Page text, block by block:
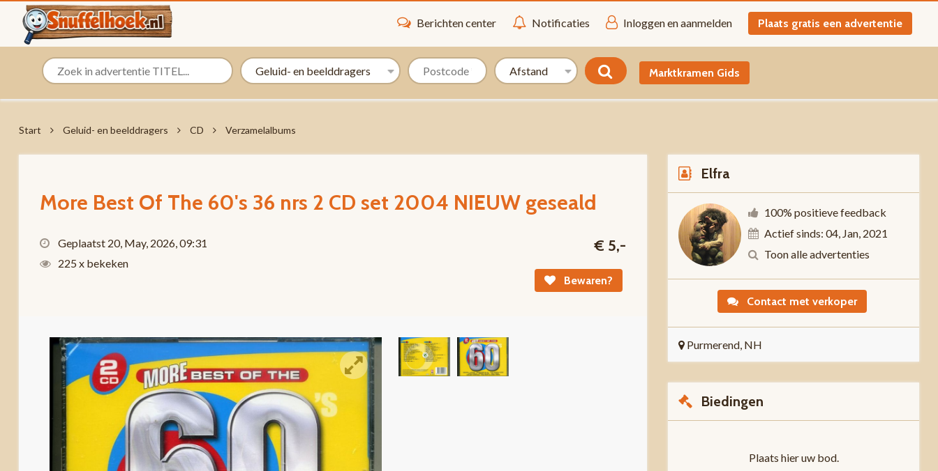
Berichten center Notificaties Inloggen en aanmelden Plaats gratis een advertentie
Marktkramen Gids
Start Geluid- en beelddragers CD Verzamelalbums
More Best Of The 60's 36 nrs 2 CD set 2004 NIEUW geseald
Geplaatst 20, May, 2026, 09:31
225 x bekeken
€ 5,-
Bewaren?
Elfra
100% positieve feedback
Actief sinds: 04, Jan, 2021
Toon alle advertenties
Contact met verkoper
Purmerend, NH
Biedingen
Plaats hier uw bod.